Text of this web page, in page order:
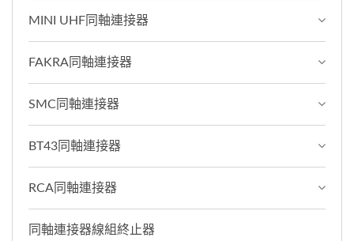
MINI UHF同軸連接器
FAKRA同軸連接器
SMC同軸連接器
BT43同軸連接器
RCA同軸連接器
同軸連接器線組終止器